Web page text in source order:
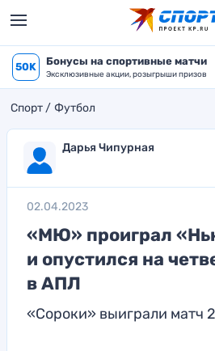
50K Бонусы на спортивные матчи
Эксклюзивные акции, розыгрыши призов
Спорт Футбол
Дарья Чипурная
02.04.2023
«МЮ» проиграл
и опустился на
в АПЛ
«Сороки» выиграли матч